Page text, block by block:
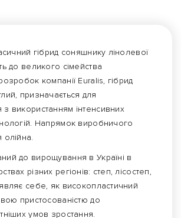
гібрид соняшнику лінолевої
до великого сімейства
компанії Euralis, гібрид
призначається для
використанням інтенсивних
Напрямок виробничого
олійна.
до вирощування в Україні в
різних регіонів: степ, лісостеп,
себе, як високопластичний
пристосованістю до
умов зростання.